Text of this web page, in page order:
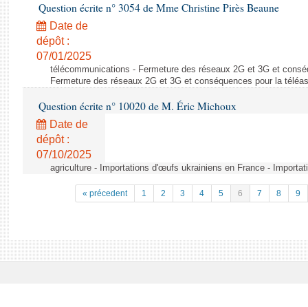
Question écrite n° 3054 de Mme Christine Pirès Beaune
Date de
dépôt :
07/01/2025
télécommunications - Fermeture des réseaux 2G et 3G et
Fermeture des réseaux 2G et 3G et conséquences pour la
Question écrite n° 10020 de M. Éric Michoux
Date de
dépôt :
07/10/2025
agriculture - Importations d'œufs ukrainiens en France -
« précedent 1 2 3 4 5 6 7 8 9